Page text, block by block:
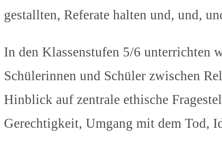
gestallten, Referate halten und, und,
In den Klassenstufen 5/6 unterrichten
Schülerinnen und Schüler zwischen
Hinblick auf zentrale ethische
Gerechtigkeit, Umgang mit dem Tod,